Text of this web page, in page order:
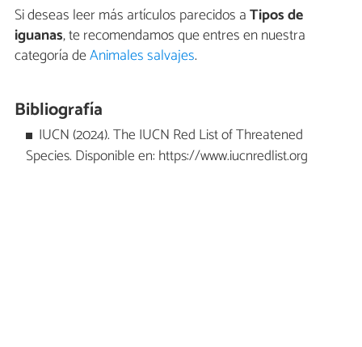
Si deseas leer más artículos parecidos aTipos de
iguanas, te recomendamos que entres en nuestra
categoría deAnimales salvajes.
Bibliografía
IUCN (2024). The IUCN Red List of Threatened
Species. Disponible en: https://www.iucnredlist.org